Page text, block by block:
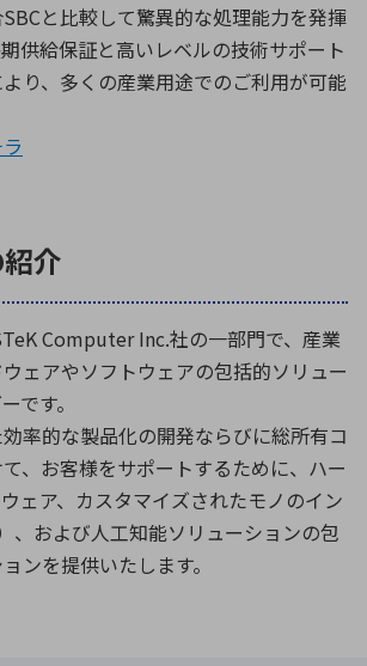
と比較して驚異的な処理能力を発揮
供給保証と高いレベルの技術サポート
り、多くの産業用途でのご利用が可能
介
Computer Inc.社の一部門で、産業
ェアやソフトウェアの包括的ソリュー
です。
率的な製品化の開発ならびに総所有コ
、お客様をサポートするために、ハー
ェア、カスタマイズされたモノのイン
、および人工知能ソリューションの包
ンを提供いたします。